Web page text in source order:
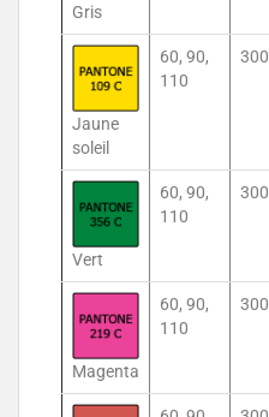
Gris
Jaune
soleil
60, 90,
110
300
Vert
60, 90,
110
300
Magenta
60, 90,
110
300